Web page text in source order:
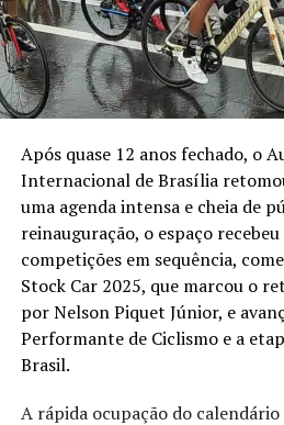
Após quase 12 anos fechado, o
Internacional de Brasília
uma agenda intensa e cheia de
reinauguração, o espaço
competições em sequência,
Stock Car 2025, que marcou o
por Nelson Piquet Júnior, e
Performante de Ciclismo e a
Brasil.
A rápida ocupação do